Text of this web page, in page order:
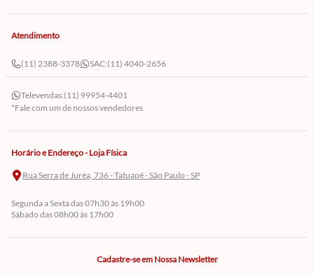
Atendimento
(11) 2388-3378 SAC:(11) 4040-2656
Televendas:(11) 99954-4401
*Fale com um de nossos vendedores
Horário e Endereço - Loja Física
Rua Serra de Juréa, 736 - Tatuapé - São Paulo - SP
Segunda a Sexta das 07h30 às 19h00
Sábado das 08h00 às 17h00
Cadastre-se em Nossa Newsletter